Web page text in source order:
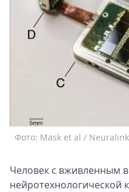
релизы
Metro
Стримы
Спецпроекты
Звезды
Скачай
Фото: Mask et al /
Человек с вживленным